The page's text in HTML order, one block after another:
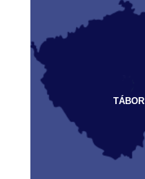
TÁBOR